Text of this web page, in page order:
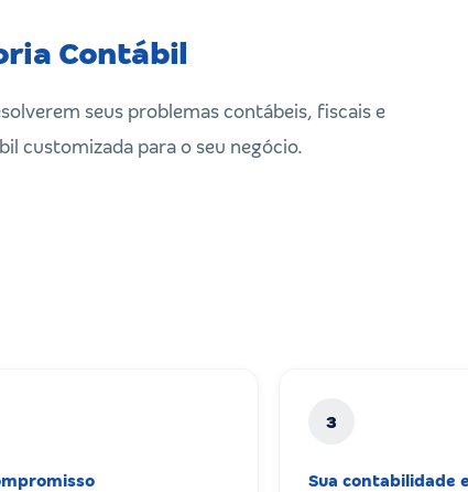
Contábil
seus problemas contábeis, fiscais e
customizada para o seu negócio.
3
Sua contabilidade